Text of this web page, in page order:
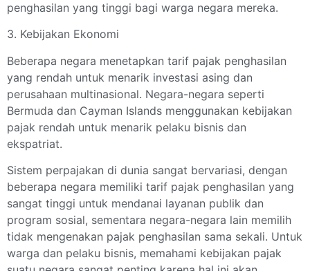
penghasilan yang tinggi bagi warga negara mereka.
3. Kebijakan Ekonomi
Beberapa negara menetapkan tarif pajak penghasilan
yang rendah untuk menarik investasi asing dan
perusahaan multinasional. Negara-negara seperti
Bermuda dan Cayman Islands menggunakan kebijakan
pajak rendah untuk menarik pelaku bisnis dan
ekspatriat.
Sistem perpajakan di dunia sangat bervariasi, dengan
beberapa negara memiliki tarif pajak penghasilan yang
sangat tinggi untuk mendanai layanan publik dan
program sosial, sementara negara-negara lain memilih
tidak mengenakan pajak penghasilan sama sekali. Untuk
warga dan pelaku bisnis, memahami kebijakan pajak